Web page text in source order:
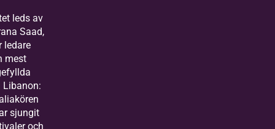
leds av
Saad,
ledare
mest
Libanon:
sjungit
och